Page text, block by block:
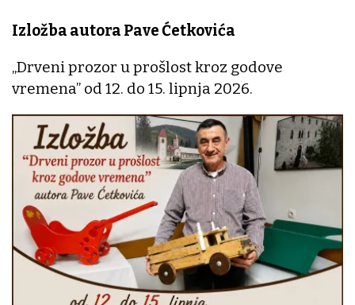
Izložba autora Pave Ćetkovića
„Drveni prozor u prošlost kroz godove
vremena” od 12. do 15. lipnja 2026.